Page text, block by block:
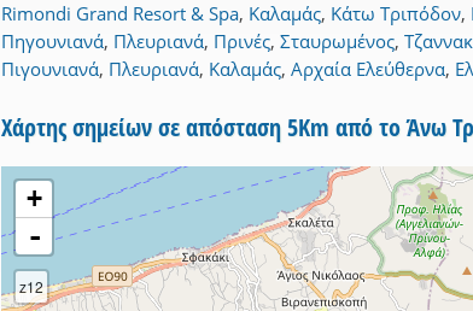
Rimondi Grand Resort & Spa, Καλαμάς, Κάτω Τριπόδον,
Πηγουνιανά, Πλευριανά, Πρινές, Σταυρωμένος,
Πιγουνιανά, Πλευριανά, Καλαμάς, Αρχαία Ελεύθερνα,
Χάρτης σημείων σε απόσταση 5Km από το Άνω
+
-
z12